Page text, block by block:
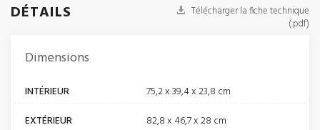
DÉTAILS
Télécharger la fiche technique
(.pdf)
Dimensions
INTÉRIEUR
75,2 x 39,4 x 23,8 cm
EXTÉRIEUR
82,8 x 46,7 x 28 cm